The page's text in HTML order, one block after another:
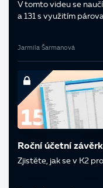
V tomto videu se
a 131 s využitím
Jarmila Šarmanová
Roční účetní
Zjistěte, jak se v K2